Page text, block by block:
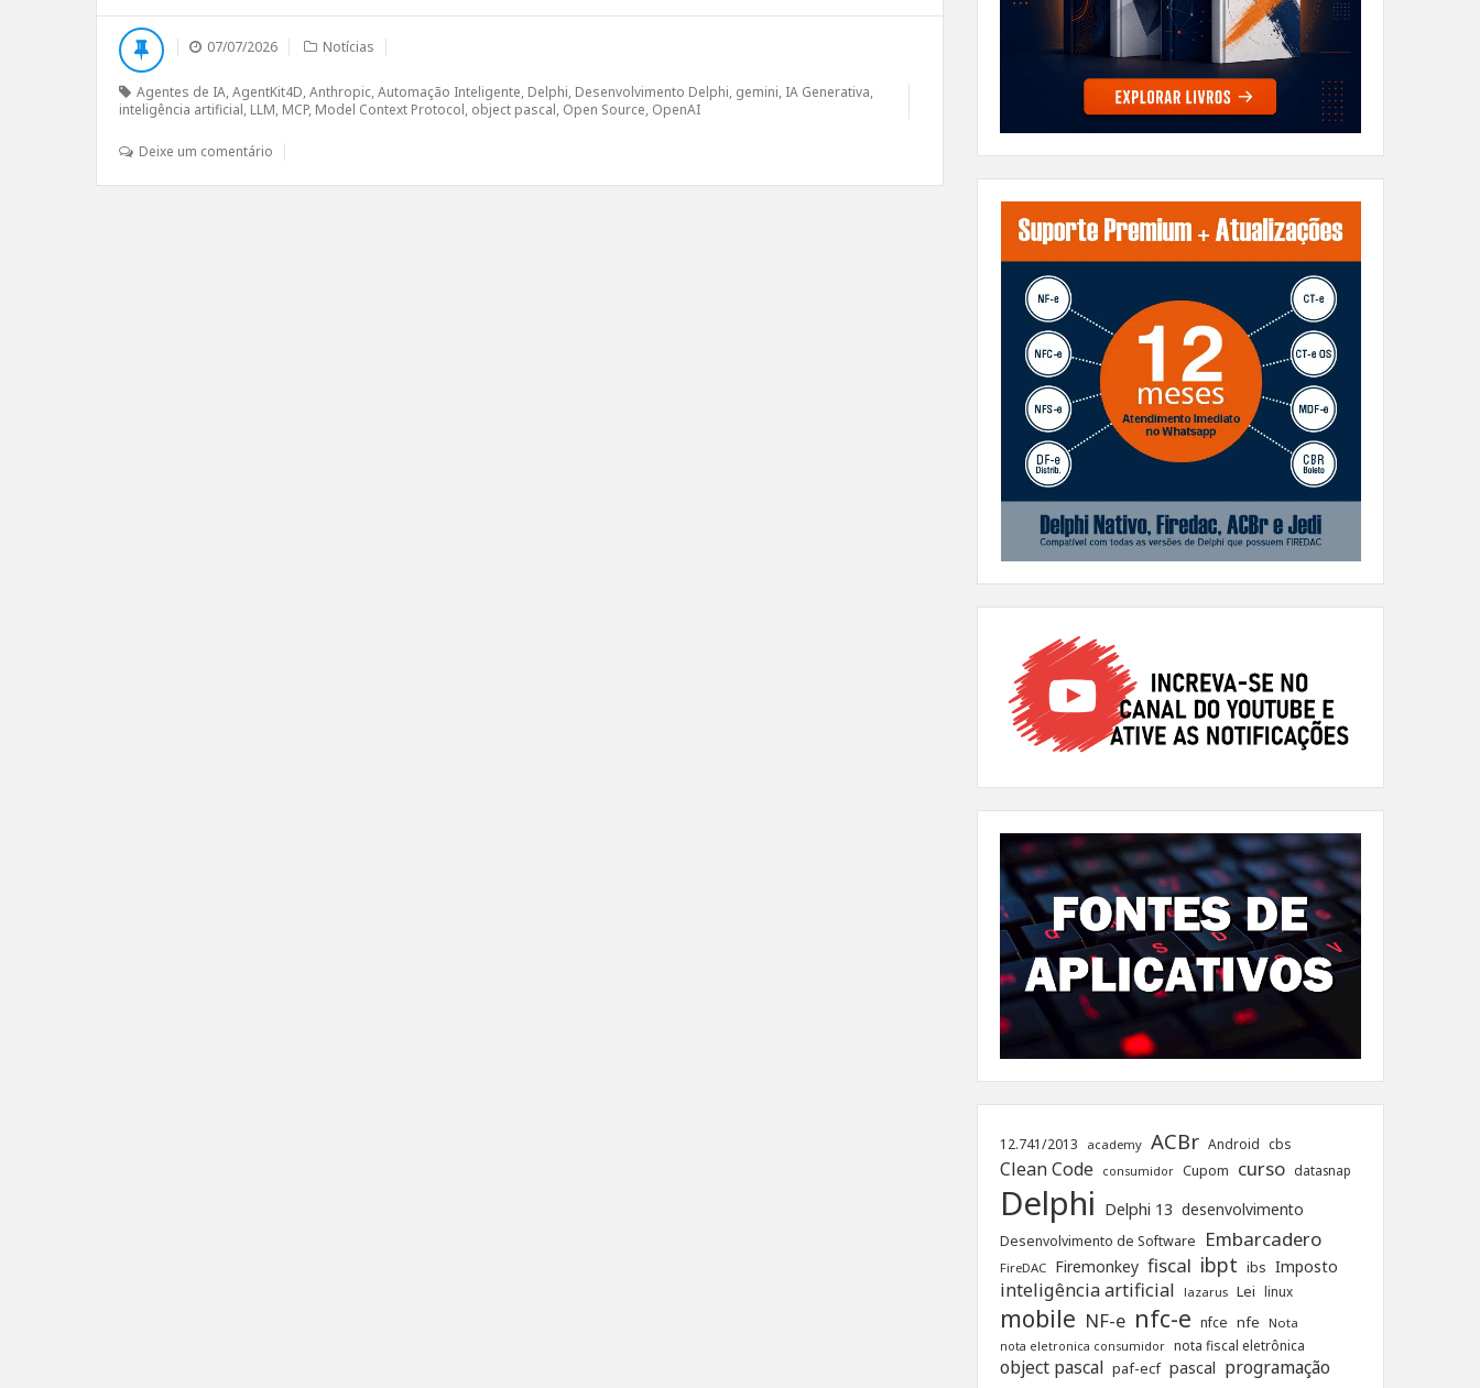
07/07/2026 Notícias
Agentes de IA,AgentKit4D,Anthropic,Automação Inteligente, Delphi, Desenvolvimento Delphi, gemini, IA Generativa,
inteligência artificial, LLM, MCP, Model Context Protocol, object pascal, Open Source, OpenAI
Deixe um comentário
12.741/2013 academy ACBr Android cbs
Clean Code consumidor Cupom curso datasnap
Delphi Delphi 13 desenvolvimento
Desenvolvimento de Software Embarcadero
FireDAC Firemonkey fiscal ibpt ibs Imposto
inteligência artificial lazarus Lei linux
mobile NF-e nfc-e nfce nfe Nota
nota eletronica consumidor nota fiscal eletrônica
object pascal paf-ecf pascal programação